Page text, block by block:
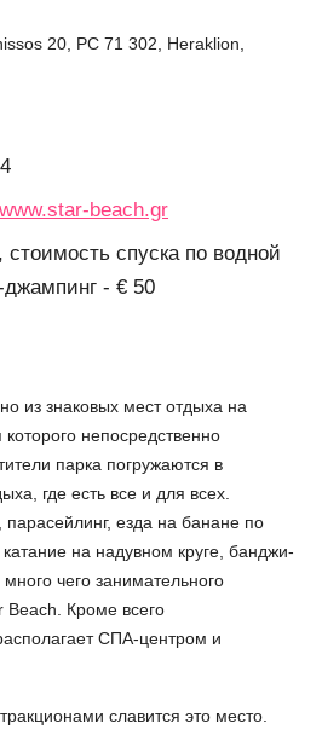
20, PC 71 302, Heraklion,
beach.gr
спуска по водной
джампинг - € 50
из знаковых мест отдыха на
непосредственно
парка погружаются в
где есть все и для всех.
езда на банане по
на надувном круге, банджи-
чего занимательного
Beach. Кроме всего
СПА-центром и
славится это место.